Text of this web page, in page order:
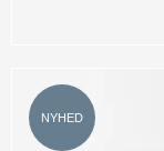
NYHED